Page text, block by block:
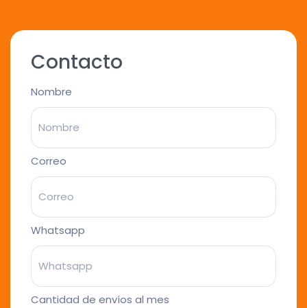
Contacto
Nombre
Correo
Whatsapp
Cantidad de envíos al mes